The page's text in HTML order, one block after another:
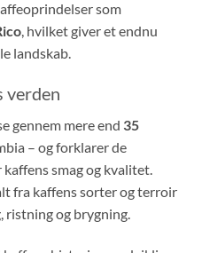
som
, hvilket giver et endnu
landskab.
verden
gennem mere end 35
– og forklarer de
smag og kvalitet.
fra kaffens sorter og terroir
og brygning.